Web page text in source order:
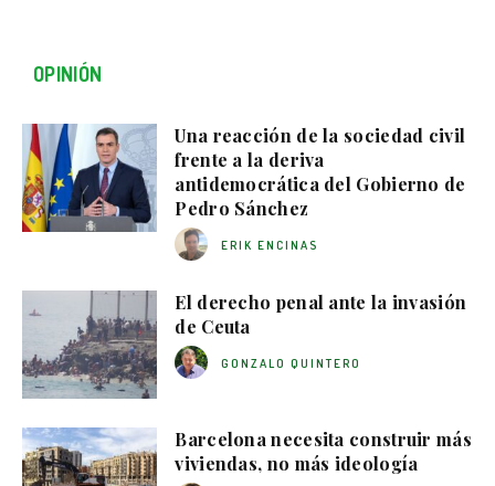
OPINIÓN
Una reacción de la sociedad civil
frente a la deriva
antidemocrática del Gobierno de
Pedro Sánchez
ERIK ENCINAS
El derecho penal ante la invasión
de Ceuta
GONZALO QUINTERO
Barcelona necesita construir más
viviendas, no más ideología